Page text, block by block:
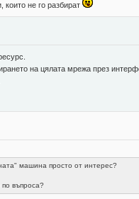
които не го разбират
на цялата мрежа през
машина просто от интерес?
въпроса?